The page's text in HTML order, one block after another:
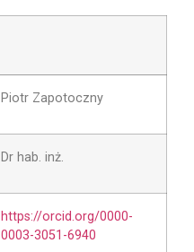
Piotr Zapotoczny
Dr hab. inż.
https://orcid.org/0000-
0003-3051-6940